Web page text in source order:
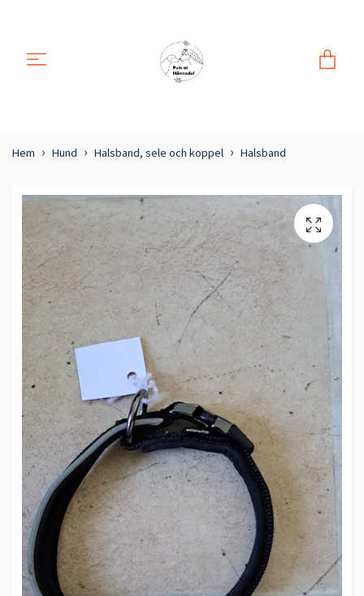
Hem Hund Halsband, sele och koppel Halsband